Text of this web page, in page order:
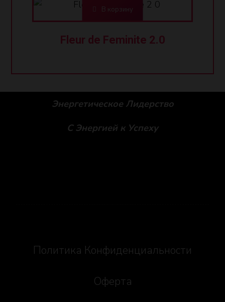
Fleur de Feminite 2.0
AZN333,00
В корзину
Энергетическое Лидерство
С Энергией к Успеху
Политика Конфиденциальности
Оферта